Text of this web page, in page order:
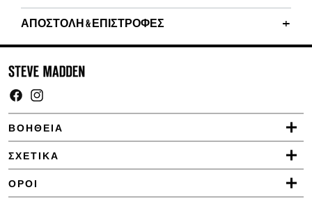
ΑΠΟΣΤΟΛΉ & ΕΠΙΣΤΡΟΦΈΣ
FacebookInstagram
ΒΟΗΘΕΙΑ
ΣΧΕΤΙΚΑ
ΟΡΟΙ